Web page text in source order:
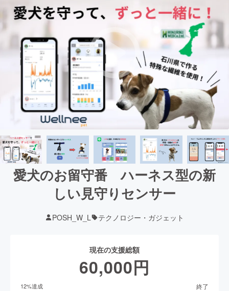
愛犬のお留守番 ハーネス型の新
しい見守りセンサー
POSH_W_L テクノロジー・ガジェット
現在の支援総額
60,000円
12%達成 終了